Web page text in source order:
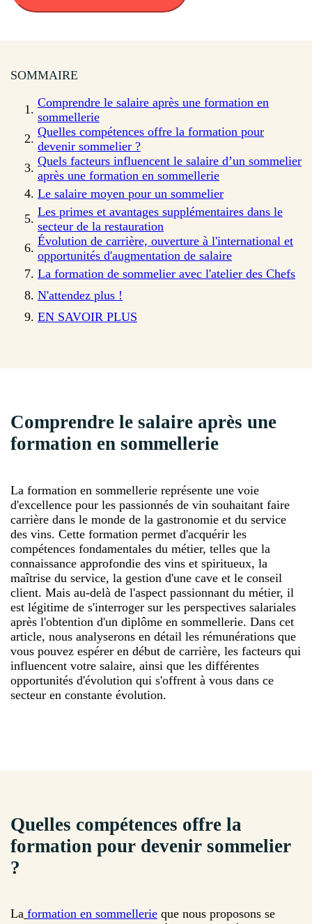
SOMMAIRE
Comprendre le salaire après une formation en
sommellerie
Quelles compétences offre la formation pour
devenir sommelier ?
Quels facteurs influencent le salaire d’un sommelier
après une formation en sommellerie
Le salaire moyen pour un sommelier
Les primes et avantages supplémentaires dans le
secteur de la restauration
Évolution de carrière, ouverture à l'international et
opportunités d'augmentation de salaire
La formation de sommelier avec l'atelier des Chefs
N'attendez plus !
EN SAVOIR PLUS
Comprendre le salaire après une
formation en sommellerie
La formation en sommellerie représente une voie
d'excellence pour les passionnés de vin souhaitant faire
carrière dans le monde de la gastronomie et du service
des vins. Cette formation permet d'acquérir les
compétences fondamentales du métier, telles que la
connaissance approfondie des vins et spiritueux, la
maîtrise du service, la gestion d'une cave et le conseil
client. Mais au-delà de l'aspect passionnant du métier, il
est légitime de s'interroger sur les perspectives salariales
après l'obtention d'un diplôme en sommellerie. Dans cet
article, nous analyserons en détail les rémunérations que
vous pouvez espérer en début de carrière, les facteurs qui
influencent votre salaire, ainsi que les différentes
opportunités d'évolution qui s'offrent à vous dans ce
secteur en constante évolution.
Quelles compétences offre la
formation pour devenir sommelier
?
La formation en sommellerie que nous proposons se